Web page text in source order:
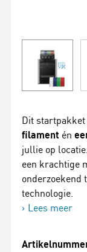
Dit
filament én
jullie op
een krachtige
onderzoekend
technologie.
Lees meer